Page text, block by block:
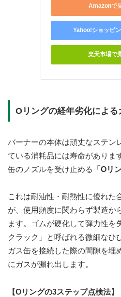
Amazonで
Yahoo!ショッピ
楽天市場で
Oリングの経年劣化によ
バーナーの本体は頑丈なステン
ている消耗品には寿命がありま
缶のノズルを受け止める
「Oリ
これは耐油性・耐熱性に優れた
が、使用頻度に関わらず製造か
ます。ゴムが硬化して弾力性を
クラック」と呼ばれる微細なひ
ガス缶を接続した際の間隙を埋
にガスが漏れ出します。
【Oリングの3ステップ点検法】